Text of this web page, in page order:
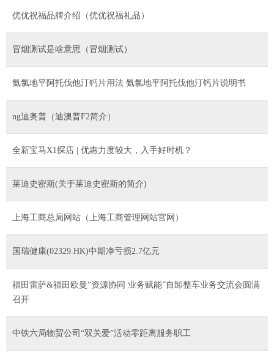
优优祝福品牌介绍（优优祝福礼品）
冒烟测试是啥意思（冒烟测试）
氨氯地平阿托伐他汀钙片用法 氨氯地平阿托伐他汀钙片说明书
ng迪奥普（迪澳普F2简介）
全新宝马X1探店 | 优惠力度较大，入手好时机？
莱迪史密斯(关于莱迪史密斯的简介)
上海工商总局网站（上海工商管理网站官网）
国瑞健康(02329.HK)中期净亏损2.7亿元
福田雷萨&福田欧曼“资源协同 业务赋能”自卸整车业务交流会圆满
召开
中铁六局物贸公司“双关爱”活动零距离服务职工